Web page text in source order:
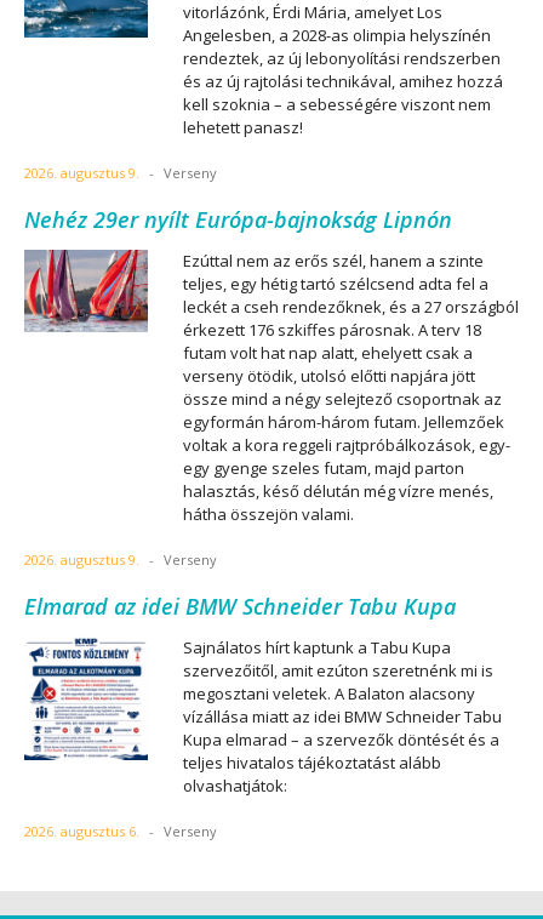
vitorlázónk, Érdi Mária, amelyet Los
Angelesben, a 2028-as olimpia helyszínén
rendeztek, az új lebonyolítási rendszerben
és az új rajtolási technikával, amihez hozzá
kell szoknia – a sebességére viszont nem
lehetett panasz!
2026. augusztus 9. - Verseny
Nehéz 29er nyílt Európa-bajnokság Lipnón
Ezúttal nem az erős szél, hanem a szinte
teljes, egy hétig tartó szélcsend adta fel a
leckét a cseh rendezőknek, és a 27 országból
érkezett 176 szkiffes párosnak. A terv 18
futam volt hat nap alatt, ehelyett csak a
verseny ötödik, utolsó előtti napjára jött
össze mind a négy selejtező csoportnak az
egyformán három-három futam. Jellemzőek
voltak a kora reggeli rajtpróbálkozások, egy-
egy gyenge szeles futam, majd parton
halasztás, késő délután még vízre menés,
hátha összejön valami.
2026. augusztus 9. - Verseny
Elmarad az idei BMW Schneider Tabu Kupa
Sajnálatos hírt kaptunk a Tabu Kupa
szervezőitől, amit ezúton szeretnénk mi is
megosztani veletek. A Balaton alacsony
vízállása miatt az idei BMW Schneider Tabu
Kupa elmarad – a szervezők döntését és a
teljes hivatalos tájékoztatást alább
olvashatjátok:
2026. augusztus 6. - Verseny